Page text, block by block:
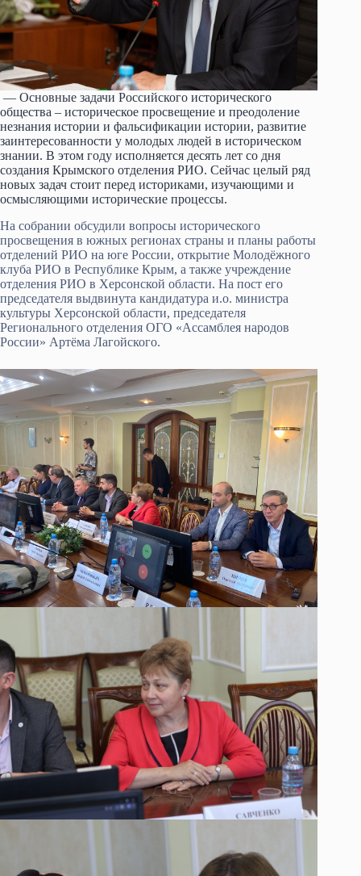
— Основные задачи Российского исторического
общества – историческое просвещение и преодоление
незнания истории и фальсификации истории, развитие
заинтересованности у молодых людей в историческом
знании. В этом году исполняется десять лет со дня
создания Крымского отделения РИО. Сейчас целый ряд
новых задач стоит перед историками, изучающими и
осмысляющими исторические процессы.
На собрании обсудили вопросы исторического
просвещения в южных регионах страны и планы работы
отделений РИО на юге России, открытие Молодёжного
клуба РИО в Республике Крым, а также учреждение
отделения РИО в Херсонской области. На пост его
председателя выдвинута кандидатура и.о. министра
культуры Херсонской области, председателя
Регионального отделения ОГО «Ассамблея народов
России» Артёма Лагойского.